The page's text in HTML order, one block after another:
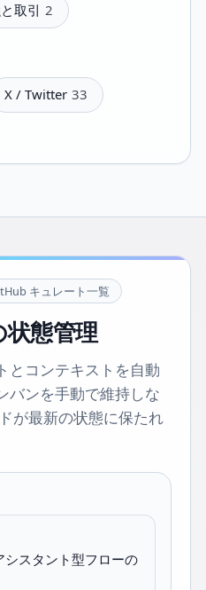
取引 2
X / Twitter 33
キュレート一覧
態管理
とコンテキストを自動
バンを手動で維持しな
が最新の状態に保たれ
スタント型フローの